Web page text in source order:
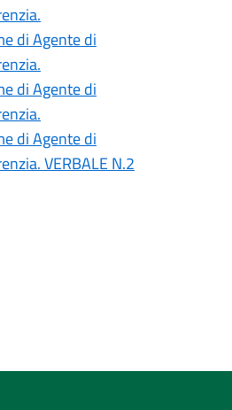
di Agente di
di Agente di
di Agente di
VERBALE N.2